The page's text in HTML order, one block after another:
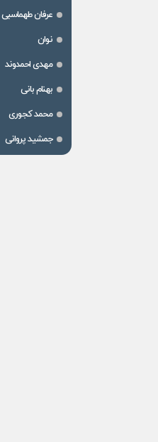
عرفان طهماسبی
نوان
مهدی احمدوند
بهنام بانی
محمد کجوری
جمشید پروانی